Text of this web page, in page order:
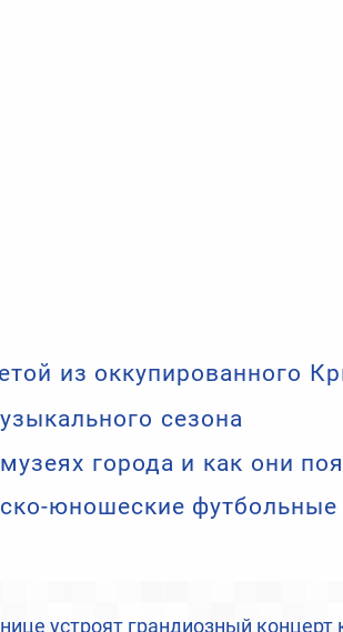
из оккупированного
сезона
города и как они
юношеские
устроят грандиозный концерт